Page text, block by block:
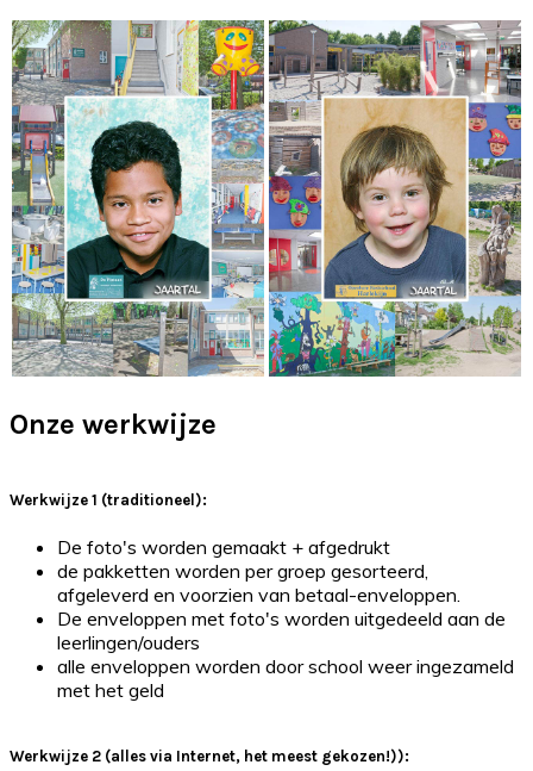
Onze werkwijze
Werkwijze 1 (traditioneel):
De foto's worden gemaakt + afgedrukt
de pakketten worden per groep gesorteerd,
afgeleverd en voorzien van betaal-enveloppen.
De enveloppen met foto's worden uitgedeeld aan de
leerlingen/ouders
alle enveloppen worden door school weer ingezameld
met het geld
Werkwijze 2 (alles via Internet, het meest gekozen!)):